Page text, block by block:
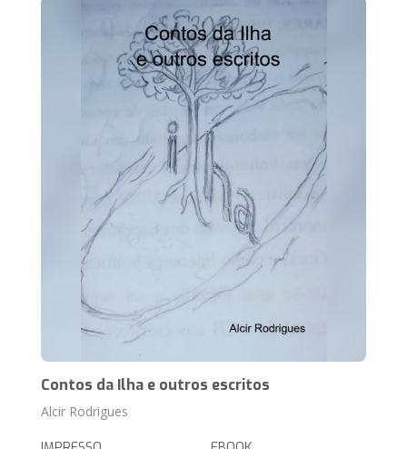
Contos da Ilha e outros escritos
Alcir Rodrigues